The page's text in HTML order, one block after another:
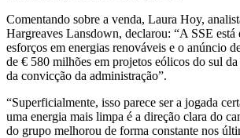
Comentando sobre a venda, Laura Hoy,
Hargreaves Lansdown, declarou: “A SSE está
esforços em energias renováveis ​​e o anúncio
de € 580 milhões em projetos eólicos do sul
da convicção da administração”.
“Superficialmente, isso parece ser a jogada
uma energia mais limpa é a direção clara do
do grupo melhorou de forma constante nos